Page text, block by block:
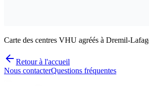
Carte des centres VHU agréés à Dremil-
Retour à l'accueil
Nous contacterQuestions fréquentes